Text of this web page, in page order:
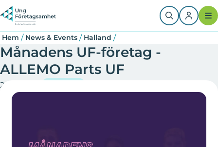
Hoppa
till
huvudinnehåll
Länkstig
Hem / News & Events / Halland /
Månadens UF-företag -
ALLEMO Parts UF
2025-12-08